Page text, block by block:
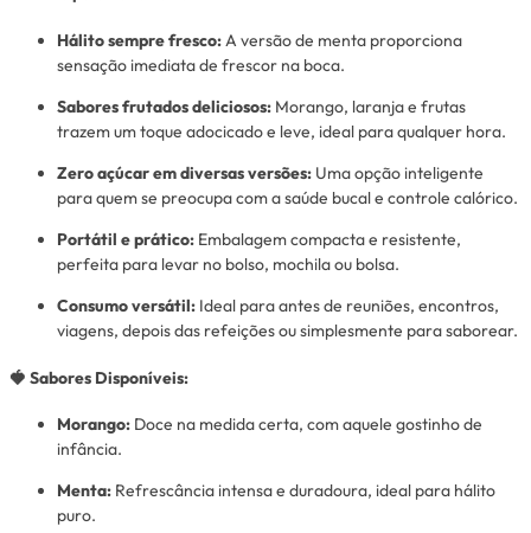
Hálito sempre fresco:A versão de menta proporciona
sensação imediata de frescor na boca.
Sabores frutados deliciosos: Morango, laranja e frutas
trazem um toque adocicado e leve, ideal para qualquer hora.
Zero açúcar em diversas versões: Uma opção inteligente
para quem se preocupa com a saúde bucal e controle calórico.
Portátil e prático: Embalagem compacta e resistente,
perfeita para levar no bolso, mochila ou bolsa.
Consumo versátil: Ideal para antes de reuniões, encontros,
viagens, depois das refeições ou simplesmente para saborear.
🍓 Sabores Disponíveis:
Morango: Doce na medida certa, com aquele gostinho de
infância.
Menta: Refrescância intensa e duradoura, ideal para hálito
puro.